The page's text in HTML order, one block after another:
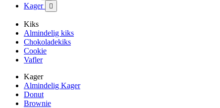
Kager 
Kiks
Almindelig kiks
Chokoladekiks
Cookie
Vafler
Kager
Almindelig Kager
Donut
Brownie